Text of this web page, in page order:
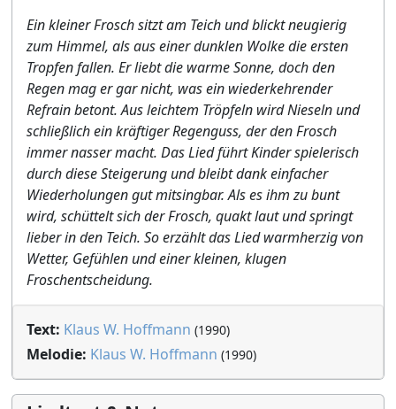
Ein kleiner Frosch sitzt am Teich und blickt neugierig
zum Himmel, als aus einer dunklen Wolke die ersten
Tropfen fallen. Er liebt die warme Sonne, doch den
Regen mag er gar nicht, was ein wiederkehrender
Refrain betont. Aus leichtem Tröpfeln wird Nieseln und
schließlich ein kräftiger Regenguss, der den Frosch
immer nasser macht. Das Lied führt Kinder spielerisch
durch diese Steigerung und bleibt dank einfacher
Wiederholungen gut mitsingbar. Als es ihm zu bunt
wird, schüttelt sich der Frosch, quakt laut und springt
lieber in den Teich. So erzählt das Lied warmherzig von
Wetter, Gefühlen und einer kleinen, klugen
Froschentscheidung.
Text: Klaus W. Hoffmann (1990)
Melodie: Klaus W. Hoffmann (1990)